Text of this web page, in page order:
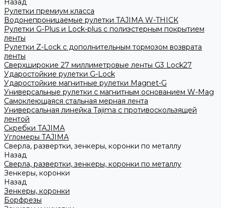
Назад
Рулетки премиум класса
Водонепроницаемые рулетки TAJIMA W-THICK
Рулетки G-Plus и Lock-plus с полиэстерным покрытием
ленты
Рулетки Z-Lock с дополнительным тормозом возврата
ленты
Сверхширокие 27 миллиметровые ленты G3 Lock27
Ударостойкие рулетки G-Lock
Ударостойкие магнитные рулетки Magnet-G
Универсальные рулетки с магнитным основанием W-Mag
Самоклеющаяся стальная мерная лента
Универсальная линейка Tajima с противоскользящей
лентой
Скребки TAJIMA
Угломеры TAJIMA
Сверла, развертки, зенкеры, коронки по металлу
Назад
Сверла, развертки, зенкеры, коронки по металлу
Зенкеры, коронки
Назад
Зенкеры, коронки
Борфрезы